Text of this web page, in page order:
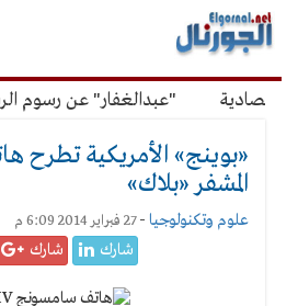
القائمة
الرئيسية
"عبدالغفار" عن رسوم
«بوينج» الأمريكية تطرح
المشفر «بلاك»
علوم وتكنولوجيا -27 فبراير 2014 6:09 م
شارك شارك